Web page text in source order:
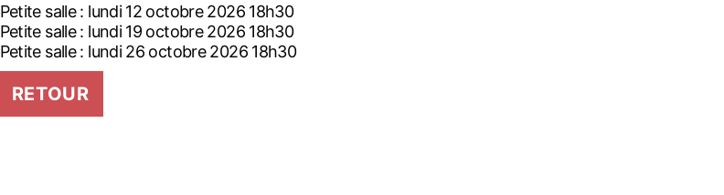
Petite salle : lundi 12 octobre 2026 18h30
Petite salle : lundi 19 octobre 2026 18h30
Petite salle : lundi 26 octobre 2026 18h30